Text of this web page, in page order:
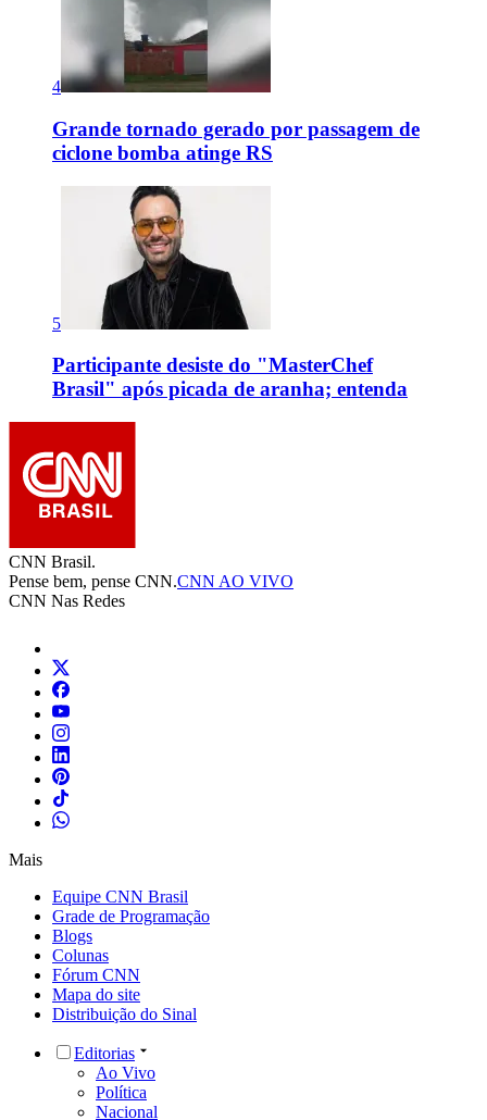
4
Grande tornado gerado por passagem de
ciclone bomba atinge RS
5
Participante desiste do "MasterChef
Brasil" após picada de aranha; entenda
CNN Brasil.
Pense bem, pense CNN.CNN AO VIVO
CNN Nas Redes
Mais
Equipe CNN Brasil
Grade de Programação
Blogs
Colunas
Fórum CNN
Mapa do site
Distribuição do Sinal
Editorias
Ao Vivo
Política
Nacional